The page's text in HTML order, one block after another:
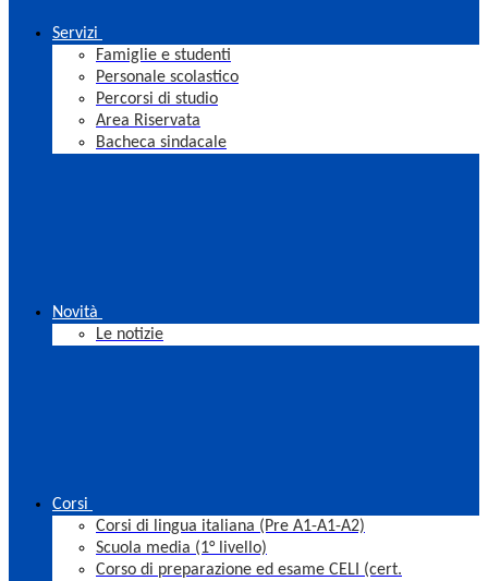
Servizi
Famiglie e studenti
Personale scolastico
Percorsi di studio
Area Riservata
Bacheca sindacale
Novità
Le notizie
Corsi
Corsi di lingua italiana (Pre A1-A1-A2)
Scuola media (1° livello)
Corso di preparazione ed esame CELI (cert.